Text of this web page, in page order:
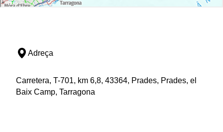
Adreça
Carretera, T-701, km 6,8, 43364, Prades, Prades, el
Baix Camp, Tarragona